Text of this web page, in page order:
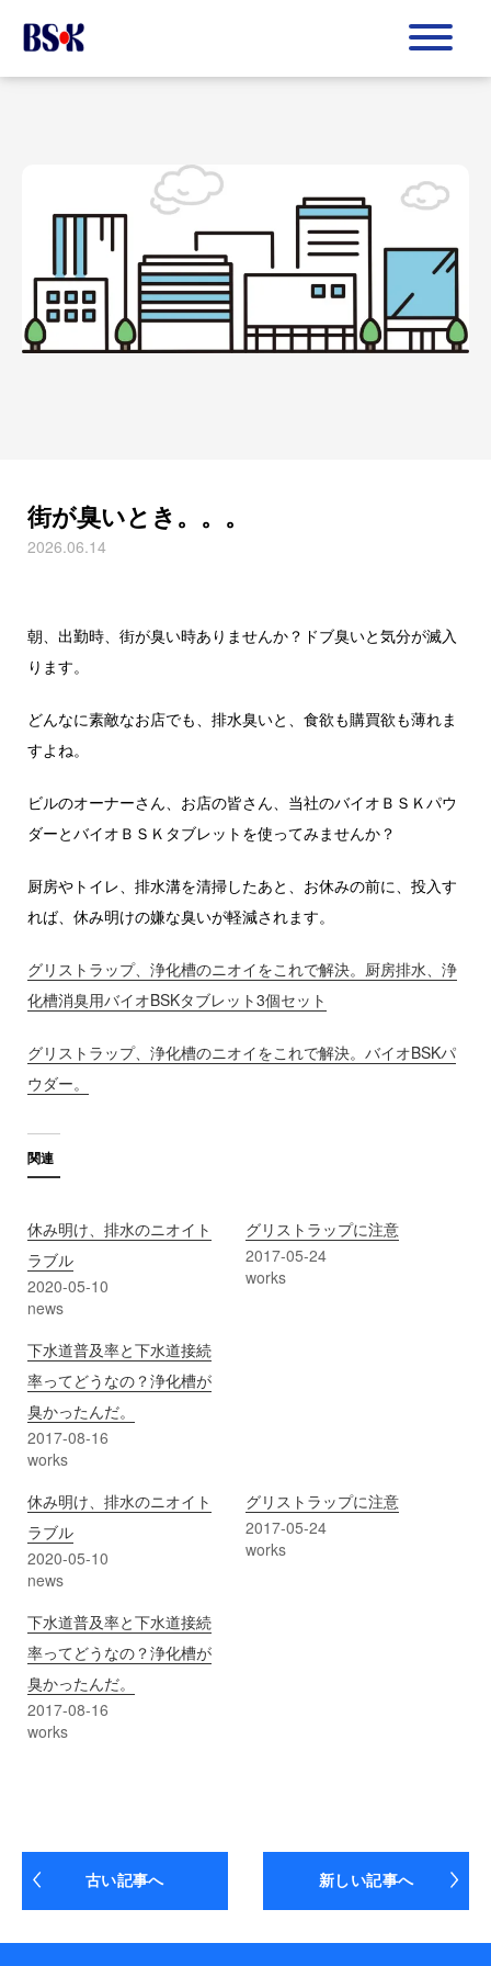
街が臭いとき。。。
2026.06.14
朝、出勤時、街が臭い時ありませんか？ドブ臭いと気分が滅入
ります。
どんなに素敵なお店でも、排水臭いと、食欲も購買欲も薄れま
すよね。
ビルのオーナーさん、お店の皆さん、当社のバイオＢＳＫパウ
ダーとバイオＢＳＫタブレットを使ってみませんか？
厨房やトイレ、排水溝を清掃したあと、お休みの前に、投入す
れば、休み明けの嫌な臭いが軽減されます。
グリストラップ、浄化槽のニオイをこれで解決。厨房排水、浄
化槽消臭用バイオBSKタブレット3個セット
グリストラップ、浄化槽のニオイをこれで解決。バイオBSKパ
ウダー。
関連
休み明け、排水のニオイト
ラブル
2020-05-10
news
グリストラップに注意
2017-05-24
works
下水道普及率と下水道接続
率ってどうなの？浄化槽が
臭かったんだ。
2017-08-16
works
休み明け、排水のニオイト
ラブル
2020-05-10
news
グリストラップに注意
2017-05-24
works
下水道普及率と下水道接続
率ってどうなの？浄化槽が
臭かったんだ。
2017-08-16
works
古い記事へ 新しい記事へ